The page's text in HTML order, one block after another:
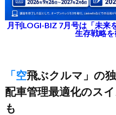
月刊LOGI-BIZ 7月号は「未来
生存戦略
「空飛ぶクルマ」の独ヴォロコプター、
配車管理最適化のス
も